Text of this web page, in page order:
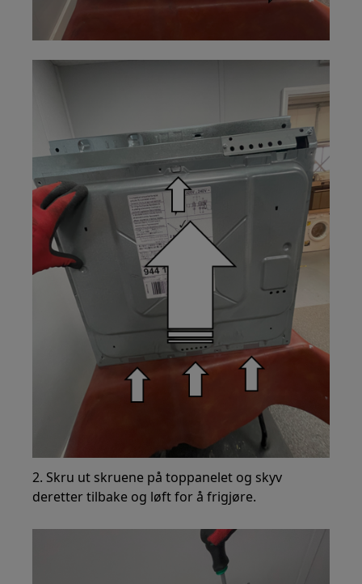
2. Skru ut skruene på toppanelet og skyv
deretter tilbake og løft for å frigjøre.